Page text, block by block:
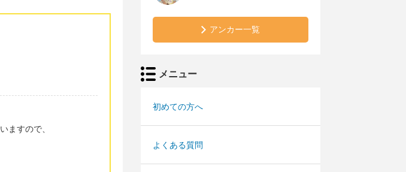
ますので、
アンカー一覧
メニュー
初めての方へ
よくある質問